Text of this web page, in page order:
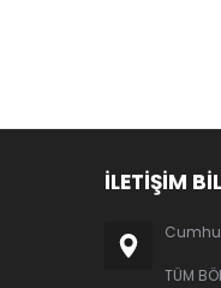
İLETİŞİM
TÜM